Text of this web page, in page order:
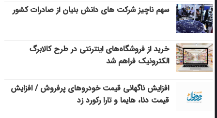
سهم ناچیز شرکت های دانش بنیان از صادرات کشور
خرید از فروشگاه‌های اینترنتی در طرح کالابرگ
الکترونیک فراهم شد
افزایش ناگهانی قیمت خودروهای پرفروش / افزایش
قیمت دنا، هایما و تارا رکورد زد